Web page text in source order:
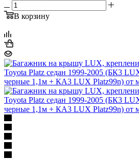
В корзину